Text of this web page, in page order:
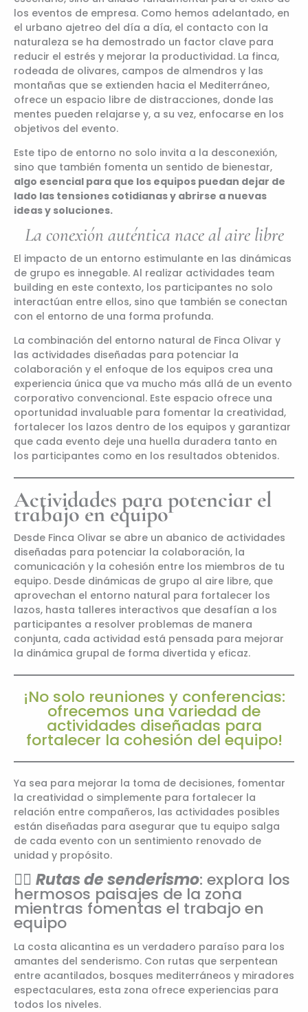
los eventos de empresa. Como hemos adelantado, en
el urbano ajetreo del día a día, el contacto con la
naturaleza se ha demostrado un factor clave para
reducir el estrés y mejorar la productividad. La finca,
rodeada de olivares, campos de almendros y las
montañas que se extienden hacia el Mediterráneo,
ofrece un espacio libre de distracciones, donde las
mentes pueden relajarse y, a su vez, enfocarse en los
objetivos del evento.
Este tipo de entorno no solo invita a la desconexión,
sino que también fomenta un sentido de bienestar,
algo esencial para que los equipos puedan dejar de
lado las tensiones cotidianas y abrirse a nuevas
ideas y soluciones.
La conexión auténtica nace al aire libre
El impacto de un entorno estimulante en las dinámicas
de grupo es innegable. Al realizar actividades team
building en este contexto, los participantes no solo
interactúan entre ellos, sino que también se conectan
con el entorno de una forma profunda.
La combinación del entorno natural de Finca Olivar y
las actividades diseñadas para potenciar la
colaboración y el enfoque de los equipos crea una
experiencia única que va mucho más allá de un evento
corporativo convencional. Este espacio ofrece una
oportunidad invaluable para fomentar la creatividad,
fortalecer los lazos dentro de los equipos y garantizar
que cada evento deje una huella duradera tanto en
los participantes como en los resultados obtenidos.
Actividades para potenciar el
trabajo en equipo
Desde Finca Olivar se abre un abanico de actividades
diseñadas para potenciar la colaboración, la
comunicación y la cohesión entre los miembros de tu
equipo. Desde dinámicas de grupo al aire libre, que
aprovechan el entorno natural para fortalecer los
lazos, hasta talleres interactivos que desafían a los
participantes a resolver problemas de manera
conjunta, cada actividad está pensada para mejorar
la dinámica grupal de forma divertida y eficaz.
¡No solo reuniones y conferencias:
ofrecemos una variedad de
actividades diseñadas para
fortalecer la cohesión del equipo!
Ya sea para mejorar la toma de decisiones, fomentar
la creatividad o simplemente para fortalecer la
relación entre compañeros, las actividades posibles
están diseñadas para asegurar que tu equipo salga
de cada evento con un sentimiento renovado de
unidad y propósito.
🚶‍♂️ Rutas de senderismo: explora los
hermosos paisajes de la zona
mientras fomentas el trabajo en
equipo
La costa alicantina es un verdadero paraíso para los
amantes del senderismo. Con rutas que serpentean
entre acantilados, bosques mediterráneos y miradores
espectaculares, esta zona ofrece experiencias para
todos los niveles.